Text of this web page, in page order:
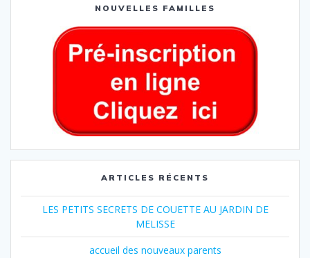
NOUVELLES FAMILLES
ARTICLES RÉCENTS
LES PETITS SECRETS DE COUETTE AU JARDIN DE
MELISSE
accueil des nouveaux parents